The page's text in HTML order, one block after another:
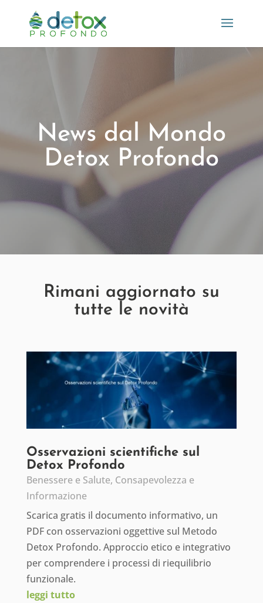
News dal Mondo
Detox Profondo
Rimani aggiornato su
tutte le novità
Osservazioni scientifiche sul
Detox Profondo
Benessere e Salute, Consapevolezza e
Informazione
Scarica gratis il documento informativo, un
PDF con osservazioni oggettive sul Metodo
Detox Profondo. Approccio etico e integrativo
per comprendere i processi di riequilibrio
funzionale.
leggi tutto